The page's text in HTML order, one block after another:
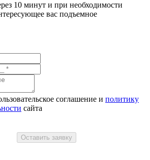
10 минут и при необходимости
вас подъемное
соглашение и политику
сайта
Оставить заявку